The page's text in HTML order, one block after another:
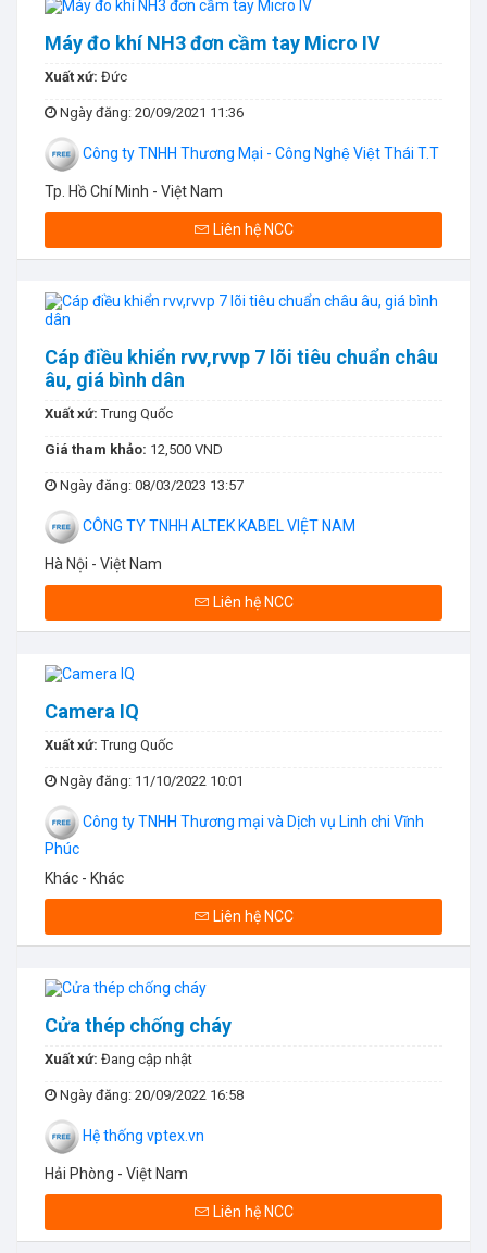
Máy đo khí NH3 đơn cầm tay Micro IV
Xuất xứ: Đức
Ngày đăng: 20/09/2021 11:36
Công ty TNHH Thương Mại - Công Nghệ Việt Thái T.T
Tp. Hồ Chí Minh - Việt Nam
Liên hệ NCC
Cáp điều khiển rvv,rvvp 7 lõi tiêu chuẩn châu
âu, giá bình dân
Xuất xứ:Trung Quốc
Giá tham khảo: 12,500 VND
Ngày đăng: 08/03/2023 13:57
CÔNG TY TNHH ALTEK KABEL VIỆT NAM
Hà Nội - Việt Nam
Liên hệ NCC
Camera IQ
Xuất xứ:Trung Quốc
Ngày đăng: 11/10/2022 10:01
Công ty TNHH Thương mại và Dịch vụ Linh chi Vĩnh
Phúc
Khác - Khác
Liên hệ NCC
Cửa thép chống cháy
Xuất xứ: Đang cập nhật
Ngày đăng: 20/09/2022 16:58
Hệ thống vptex.vn
Hải Phòng - Việt Nam
Liên hệ NCC